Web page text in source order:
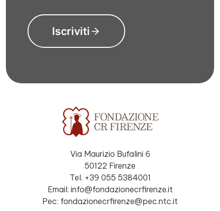
Iscriviti
Via Maurizio Bufalini 6
50122 Firenze
Tel. +39 055 5384001
Email: info@fondazionecrfirenze.it
Pec: fondazionecrfirenze@pec.ntc.it